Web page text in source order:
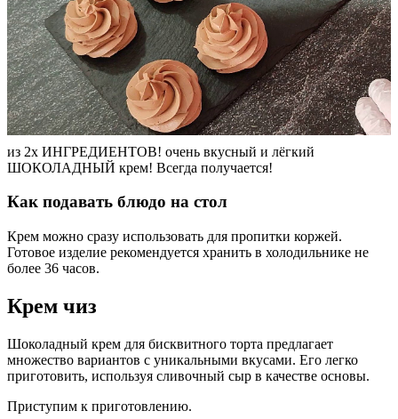
из 2х ИНГРЕДИЕНТОВ! очень вкусный и лёгкий
ШОКОЛАДНЫЙ крем! Всегда получается!
Как подавать блюдо на стол
Крем можно сразу использовать для пропитки коржей.
Готовое изделие рекомендуется хранить в холодильнике не
более 36 часов.
Крем чиз
Шоколадный крем для бисквитного торта предлагает
множество вариантов с уникальными вкусами. Его легко
приготовить, используя сливочный сыр в качестве основы.
Приступим к приготовлению.